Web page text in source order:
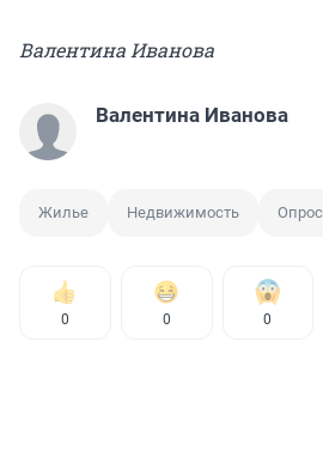
Валентина Иванова
Валентина Иванова
Жилье Недвижимость Опрос
0 0 0